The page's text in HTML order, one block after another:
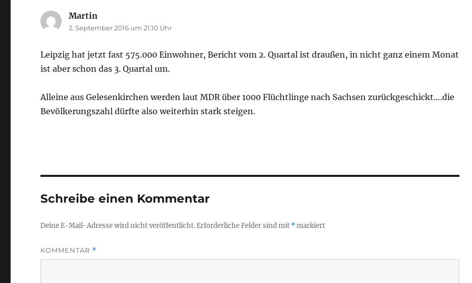
Martin
2. September 2016 um 21:10 Uhr
Leipzig hat jetzt fast 575.000 Einwohner, Bericht vom 2. Quartal ist draußen, in nicht ganz einem Monat
ist aber schon das 3. Quartal um.
Alleine aus Gelesenkirchen werden laut MDR über 1000 Flüchtlinge nach Sachsen zurückgeschickt….die
Bevölkerungszahl dürfte also weiterhin stark steigen.
Schreibe einen Kommentar
Deine E-Mail-Adresse wird nicht veröffentlicht.Erforderliche Felder sind mit *markiert
KOMMENTAR *